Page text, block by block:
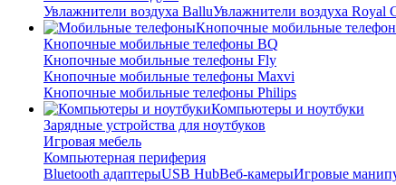
Увлажнители воздуха BalluУвлажнители воздуха Royal
Кнопочные мобильные
Кнопочные мобильные телефоны BQ
Кнопочные мобильные телефоны Fly
Кнопочные мобильные телефоны Maxvi
Кнопочные мобильные телефоны Philips
Компьютеры и ноутбуки
Зарядные устройства для ноутбуков
Игровая мебель
Компьютерная периферия
Bluetooth адаптерыUSB HubВеб-камерыИгровые